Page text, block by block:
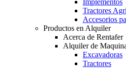
Implementos
Tractores
Accesorios
Productos en Alquiler
Acerca de Rentafer
Alquiler de
Excavadoras
Tractores